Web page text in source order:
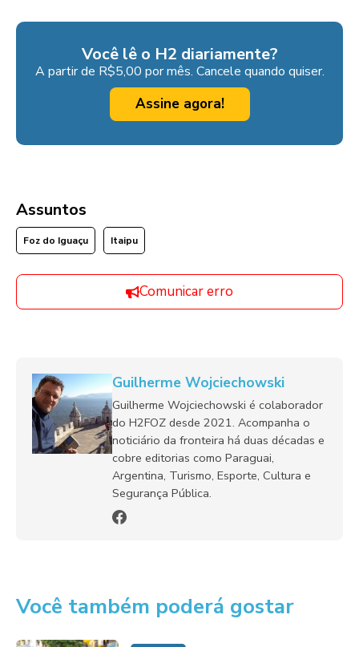
Você lê o H2 diariamente?
A partir de R$5,00 por mês. Cancele quando quiser.
Assine agora!
Assuntos
Foz do Iguaçu Itaipu
Comunicar erro
Guilherme Wojciechowski
Guilherme Wojciechowski é colaborador
do H2FOZ desde 2021. Acompanha o
noticiário da fronteira há duas décadas e
cobre editorias como Paraguai,
Argentina, Turismo, Esporte, Cultura e
Segurança Pública.
Você também poderá gostar